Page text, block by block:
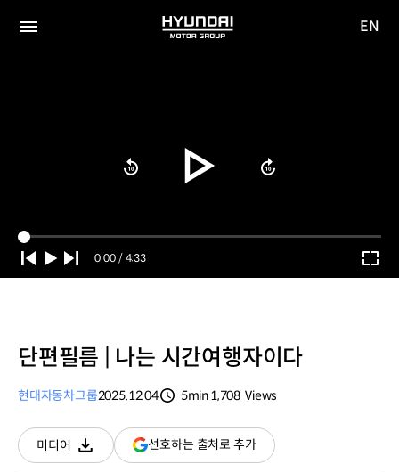
HYUNDAI
EN
Current
Time
0:00 / Duration
4:33
단편필름 | 나는 시간여행자이다
현대자동차그룹2025.12.04
5min1,708 Views
미디어
다운로드
선호하는 출처로 추가(새
창